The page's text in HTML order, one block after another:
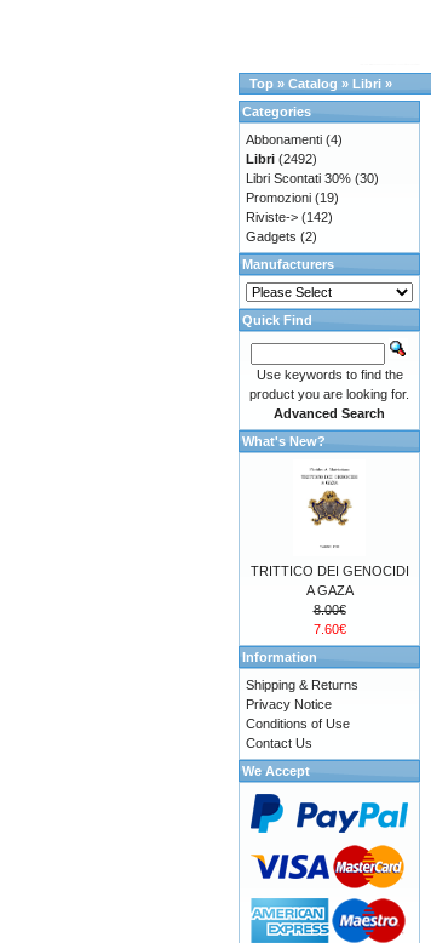
Top » Catalog » Libri »
Categories
Abbonamenti (4)
Libri (2492)
Libri Scontati 30% (30)
Promozioni (19)
Riviste-> (142)
Gadgets (2)
Manufacturers
Quick Find
Use keywords to find the
product you are looking for.
Advanced Search
What's New?
TRITTICO DEI GENOCIDI
A GAZA
8.00€
7.60€
Information
Shipping & Returns
Privacy Notice
Conditions of Use
Contact Us
We Accept